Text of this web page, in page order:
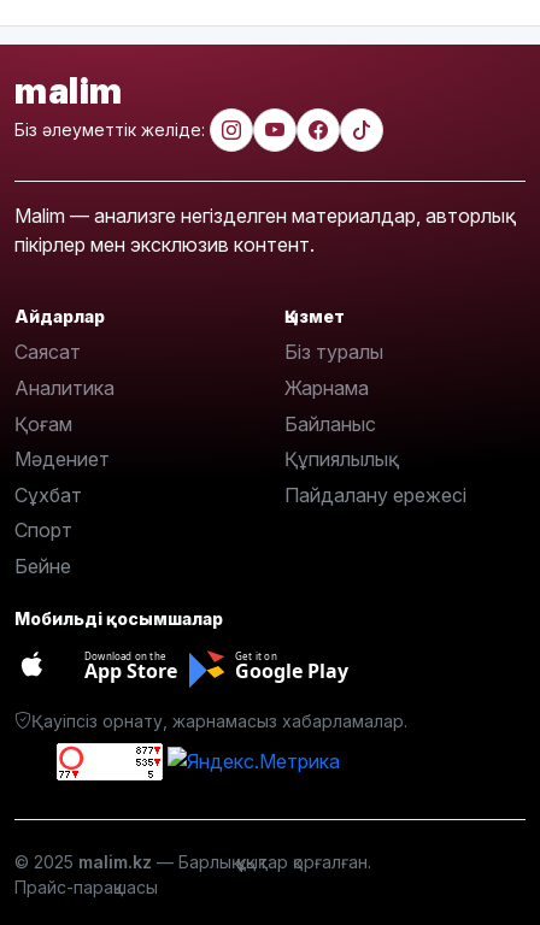
malim
Біз әлеуметтік желіде:
Malim — анализге негізделген материалдар, авторлық
пікірлер мен эксклюзив контент.
Айдарлар
Саясат
Аналитика
Қоғам
Мәдениет
Сұхбат
Спорт
Бейне
Қызмет
Біз туралы
Жарнама
Байланыс
Құпиялылық
Пайдалану ережесі
Мобильді қосымшалар
Download on the
App Store
Get it on
Google Play
Қауіпсіз орнату, жарнамасыз хабарламалар.
© 2025 malim.kz — Барлық құқықтар қорғалған.
Прайс-парақшасы